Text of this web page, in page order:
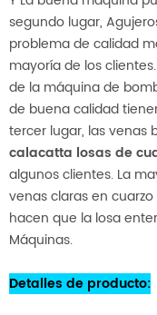
segundo lugar,
problema de calidad
mayoría de los
de la máquina de
de buena calidad
tercer lugar, las venas
calacatta losas de
algunos clientes. La
venas claras en
hacen que la losa
Máquinas.
Detalles de producto: